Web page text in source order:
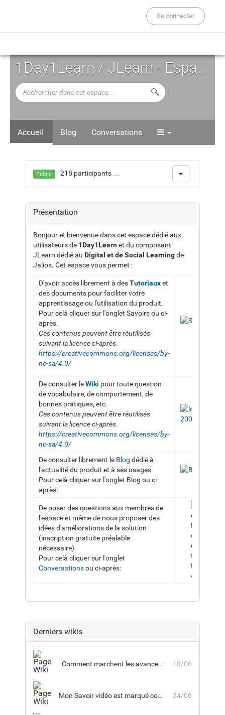
Se connecter
1Day1Learn / JLearn - Espace d'Auto-formation
Rechercher
dans
Lancer la recherche
Accueil Blog Conversations
Public 218 participants ...
Présentation
Bonjour et bienvenue dans cet espace dédié aux
utilisateurs de 1Day1Learn et du composant
JLearn dédié au Digital et deSocial Learningde
Jalios. Cet espace vous permet :
D'avoir accès librement à desTutoriauxet
des documents pour faciliter votre
apprentissage ou l'utilisation du produit.
Pour celà cliquer sur l'onglet Savoirs ou ci-
après.
Ces contenus peuvent être réutilisés
suivant la licence ci-après.
https://creativecommons.org/licenses/by-
nc-sa/4.0/
De consulter leWiki pour toute question
de vocabulaire, de comportement, de
bonnes pratiques, etc.
Ces contenus peuvent être réutilisés
suivant la licence ci-après.
https://creativecommons.org/licenses/by-
nc-sa/4.0/
De consulter librement le Blog dédié à
l'actualité du produit et à ses usages.
Pour celà cliquer sur l'onglet Blog ou ci-
après:
De poser des questions aux membres de
l'espace et même de nous proposer des
idées d'améliorations de la solution
(inscription gratuite préalable
nécessaire).
Pour celà cliquer sur l'onglet
Conversationsou ci-après:
Derniers wikis
Comment marchent les avancements sur les parcours avec session ? 18/06
Mon Savoir vidéo est marqué comme « Terminé », mais la progression affichée est inférieure à 100 %. Est-ce normal ? 24/06